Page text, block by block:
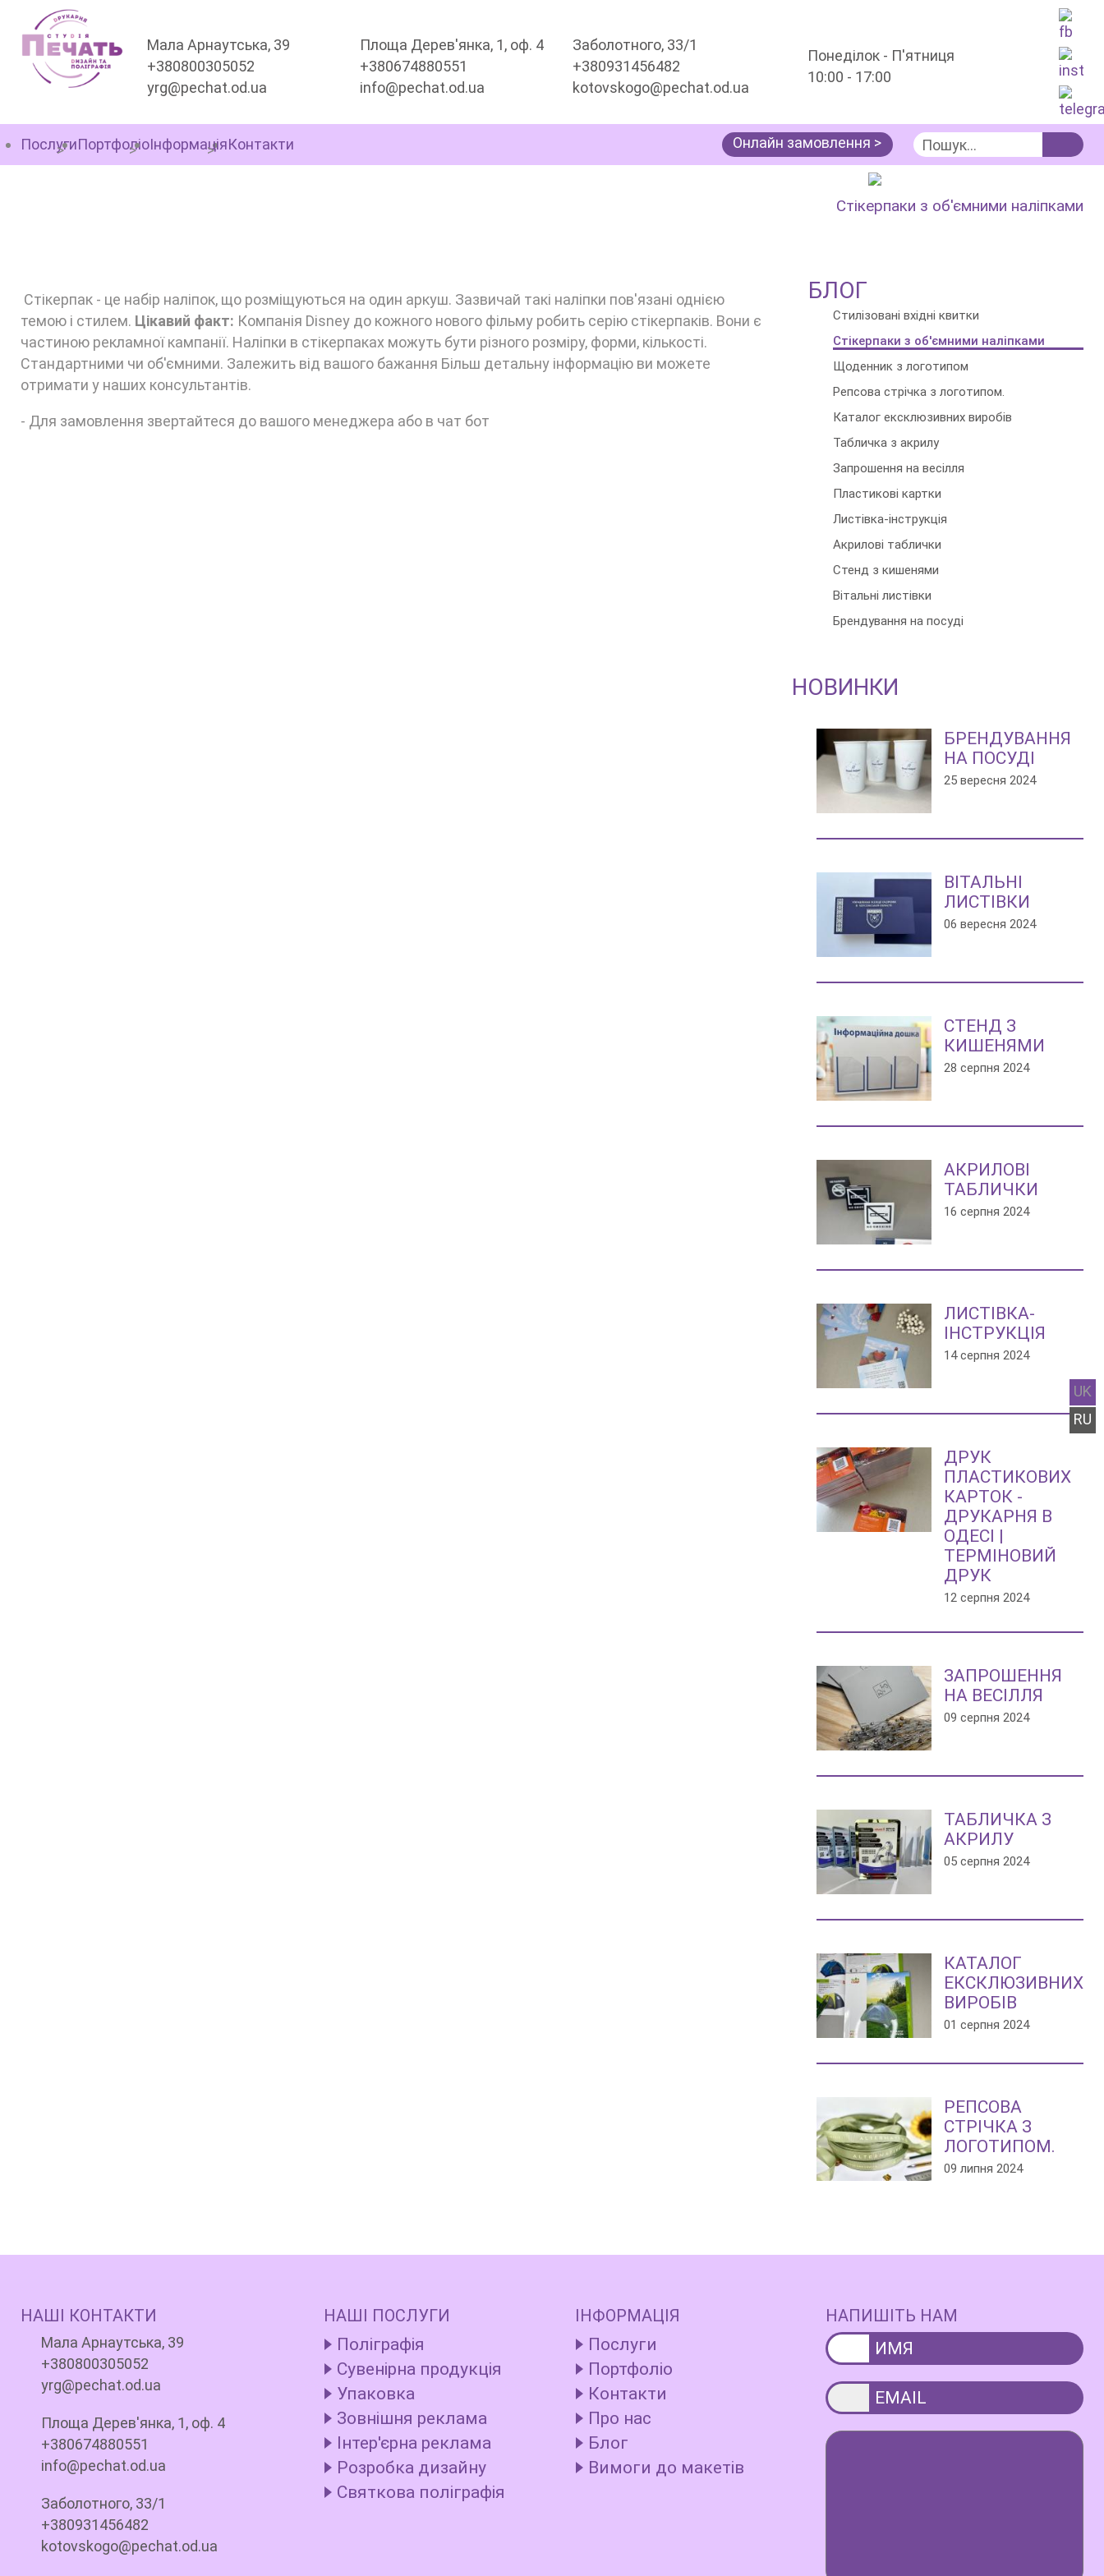
Мала Арнаутська, 39
+380800305052
yrg@pechat.od.ua
Площа Дерев'янка, 1, оф. 4
+380674880551
info@pechat.od.ua
Заболотного, 33/1
+380931456482
kotovskogo@pechat.od.ua
Понеділок - П'ятниця
10:00 - 17:00
UK
RU
ПослугиПортфоліоІнформаціяКонтакти Онлайн замовлення >
СТІКЕРПАКИ З ОБ'ЄМНИМИ
Стікерпаки з об'ємними наліпками
Стікерпак - це набір наліпок, що розміщуються на один аркуш. Зазвичай такі наліпки пов'язані однією
темою і стилем. Цікавий факт: Компанія Disney до кожного нового фільму робить серію стікерпаків. Вони є
частиною рекламної кампанії. Наліпки в стікерпаках можуть бути різного розміру, форми, кількості.
Стандартними чи об'ємними. Залежить від вашого бажання Більш детальну інформацію ви можете
отримати у наших консультантів.
- Для замовлення звертайтеся до вашого менеджера або в чат бот
БЛОГ
Стилізовані вхідні квитки
Стікерпаки з об'ємними наліпками
Щоденник з логотипом
Репсова стрічка з логотипом.
Каталог ексклюзивних виробів
Табличка з акрилу
Запрошення на весілля
Пластикові картки
Листівка-інструкція
Акрилові таблички
Стенд з кишенями
Вітальні листівки
Брендування на посуді
НОВИНКИ
БРЕНДУВАННЯ
НА ПОСУДІ
25 вересня 2024
ВІТАЛЬНІ
ЛИСТІВКИ
06 вересня 2024
СТЕНД З
КИШЕНЯМИ
28 серпня 2024
АКРИЛОВІ
ТАБЛИЧКИ
16 серпня 2024
ЛИСТІВКА-
ІНСТРУКЦІЯ
14 серпня 2024
ДРУК
ПЛАСТИКОВИХ
КАРТОК -
ДРУКАРНЯ В
ОДЕСІ |
ТЕРМІНОВИЙ
ДРУК
12 серпня 2024
ЗАПРОШЕННЯ
НА ВЕСІЛЛЯ
09 серпня 2024
ТАБЛИЧКА З
АКРИЛУ
05 серпня 2024
КАТАЛОГ
ЕКСКЛЮЗИВНИХ
ВИРОБІВ
01 серпня 2024
РЕПСОВА
СТРІЧКА З
ЛОГОТИПОМ.
09 липня 2024
НАШІ КОНТАКТИ
Мала Арнаутська, 39
+380800305052
yrg@pechat.od.ua
Площа Дерев'янка, 1, оф. 4
+380674880551
info@pechat.od.ua
Заболотного, 33/1
+380931456482
kotovskogo@pechat.od.ua
НАШІ ПОСЛУГИ
Поліграфія
Сувенірна продукція
Упаковка
Зовнішня реклама
Інтер'єрна реклама
Розробка дизайну
Святкова поліграфія
ІНФОРМАЦІЯ
Послуги
Портфоліо
Контакти
Про нас
Блог
Вимоги до макетів
НАПИШІТЬ НАМ